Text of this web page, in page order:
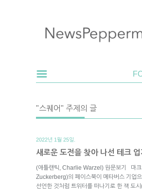
"스퀘어" 주제의 글
2022년 1월 25일.
새로운 도전을 찾아 나선 테크
(애틀랜틱, Charlie Warzel) 원문보기 마
Zuckerberg)의 페이스북이 메타버스 기업
선언한 것처럼 트위터를 떠나기로 한 잭 도